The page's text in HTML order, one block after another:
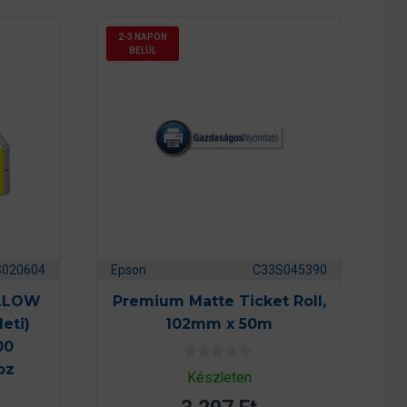
2-3 NAPON
BELÜL
Epson C33S045390
Premium Matte Ticket Roll,
102mm x 50m
0
aKészleten